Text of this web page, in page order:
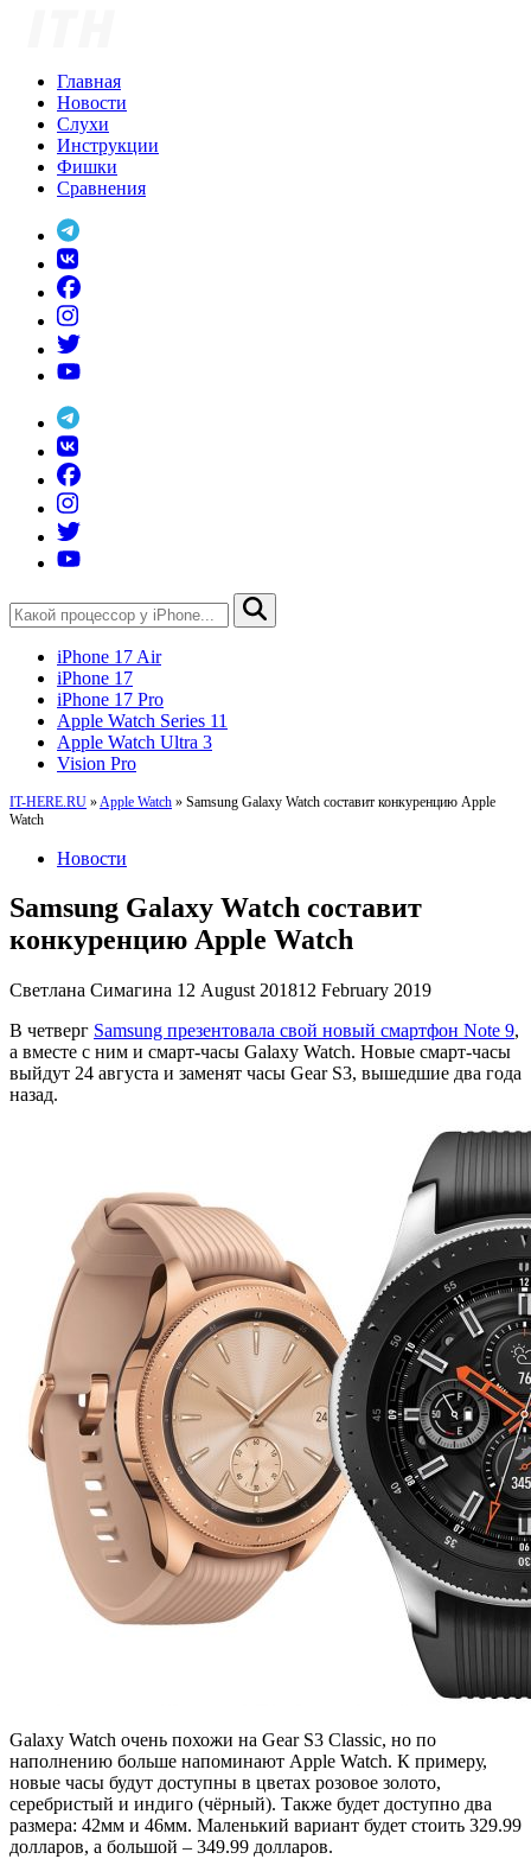
Главная
Новости
Слухи
Инструкции
Фишки
Сравнения
iPhone 17 Air
iPhone 17
iPhone 17 Pro
Apple Watch Series 11
Apple Watch Ultra 3
Vision Pro
IT-HERE.RU » Apple Watch » Samsung Galaxy Watch составит конкуренцию Apple
Watch
Новости
Samsung Galaxy Watch составит
конкуренцию Apple Watch
Светлана Симагина 12 August 201812 February 2019
В четверг Samsung презентовала свой новый смартфон Note 9,
а вместе с ним и смарт-часы Galaxy Watch. Новые смарт-часы
выйдут 24 августа и заменят часы Gear S3, вышедшие два года
назад.
Galaxy Watch очень похожи на Gear S3 Classic, но по
наполнению больше напоминают Apple Watch. К примеру,
новые часы будут доступны в цветах розовое золото,
серебристый и индиго (чёрный). Также будет доступно два
размера: 42мм и 46мм. Маленький вариант будет стоить 329.99
долларов, а большой – 349.99 долларов.